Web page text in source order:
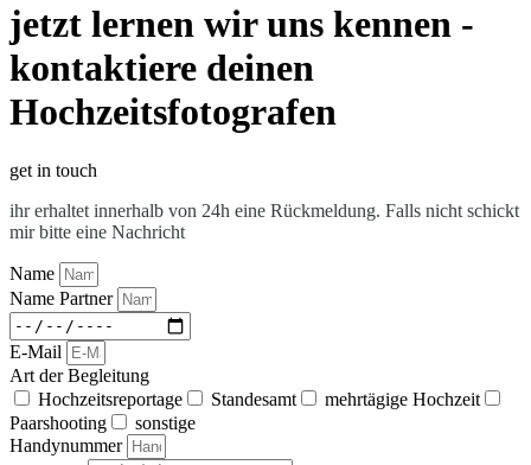
jetzt lernen wir uns kennen -
kontaktiere deinen
Hochzeitsfotografen
get in touch
ihr erhaltet innerhalb von 24h eine Rückmeldung. Falls nicht schickt
mir bitte eine Nachricht
Name
Name Partner
E-Mail
Art der Begleitung
Hochzeitsreportage
Standesamt
mehrtägige Hochzeit
Paarshooting
sonstige
Handynummer